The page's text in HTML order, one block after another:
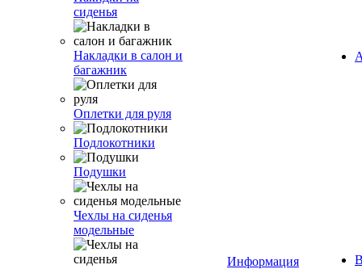
сиденья
Накладки в салон и
багажник
Оплетки для руля
Подлокотники
Подушки
Чехлы на сиденья
модельные
Информация